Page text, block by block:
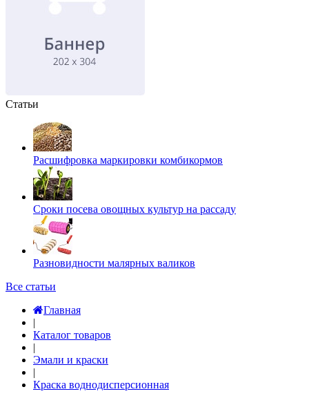
Статьи
Расшифровка маркировки комбикормов
Сроки посева овощных культур на рассаду
Разновидности малярных валиков
Все статьи
Главная
|
Каталог товаров
|
Эмали и краски
|
Краска воднодисперсионная